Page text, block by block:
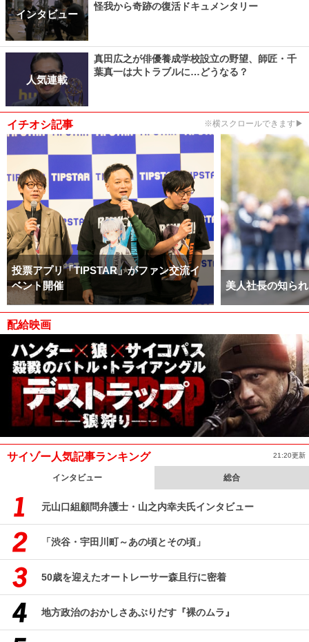
インタビュー
怪我から奇跡の復活ドキュメンタリー
人気連載
真田広之が俳優養成学校設立の野望、師匠・千
葉真一は大トラブルに…どうなる？
イチオシ記事 ※横スクロールできます▶
投票アプリ「TIPSTAR」がファン交流イ
ベント開催
美人社長の知ら
配給映画
サイゾー人気記事ランキング 21:20更新
インタビュー 総合
元山口組顧問弁護士・山之内幸夫氏インタビュー
「渋谷・宇田川町～あの頃とその頃」
50歳を迎えたオートレーサー森且行に密着
地方政治のおかしさあぶりだす『裸のムラ』